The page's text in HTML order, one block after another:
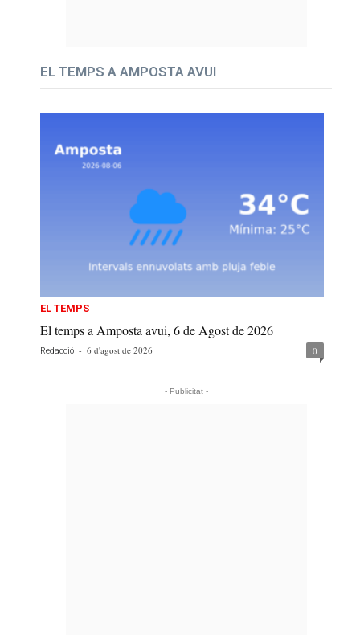
EL TEMPS A AMPOSTA AVUI
EL TEMPS
El temps a Amposta avui, 6 de Agost de 2026
Redacció - 6 d'agost de 2026 0
- Publicitat -